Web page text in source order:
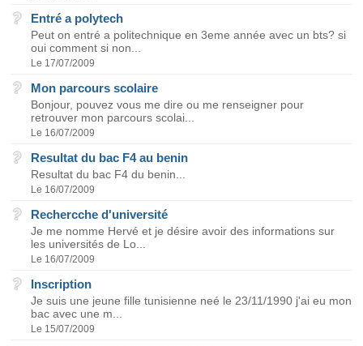
Entré a polytech
Peut on entré a politechnique en 3eme année avec un bts? si
oui comment si non...
Le 17/07/2009
Mon parcours scolaire
Bonjour, pouvez vous me dire ou me renseigner pour
retrouver mon parcours scolai...
Le 16/07/2009
Resultat du bac F4 au benin
Resultat du bac F4 du benin...
Le 16/07/2009
Rechercche d'université
Je me nomme Hervé et je désire avoir des informations sur
les universités de Lo...
Le 16/07/2009
Inscription
Je suis une jeune fille tunisienne neé le 23/11/1990 j'ai eu mon
bac avec une m...
Le 15/07/2009